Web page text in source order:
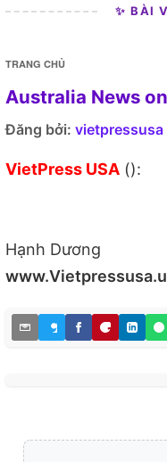
✨ BÀI
TRANG CHỦ
Australia News
Đăng bởi: vietpressusa
VietPress USA ():
Hạnh Dương